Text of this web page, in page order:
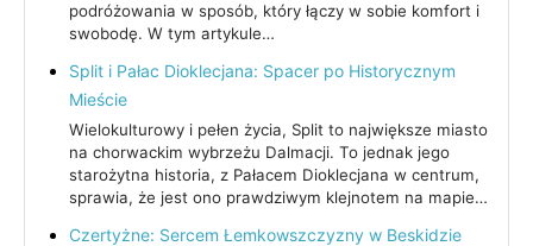
podróżowania w sposób, który łączy w sobie komfort i
swobodę. W tym artykule…
Split i Pałac Dioklecjana: Spacer po Historycznym
Mieście
Wielokulturowy i pełen życia, Split to największe miasto
na chorwackim wybrzeżu Dalmacji. To jednak jego
starożytna historia, z Pałacem Dioklecjana w centrum,
sprawia, że jest ono prawdziwym klejnotem na mapie…
Czertyżne: Sercem Łemkowszczyzny w Beskidzie